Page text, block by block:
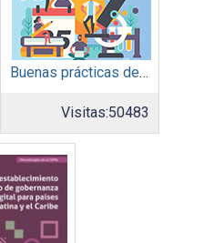
Buenas prácticas de sostenibilidad universitaria
Visitas:50483